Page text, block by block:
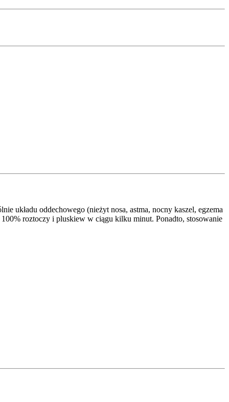
układu oddechowego (nieżyt nosa, astma, nocny kaszel, egzema
roztoczy i pluskiew w ciągu kilku minut. Ponadto, stosowanie